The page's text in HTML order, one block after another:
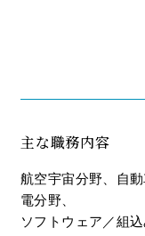
主な職務内容
航空宇宙分野、自
電分野、
ソフトウェア／組